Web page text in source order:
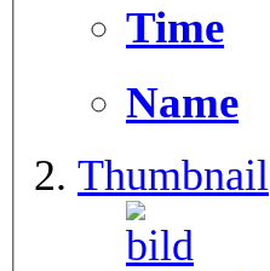
Time
Name
Thumbnail